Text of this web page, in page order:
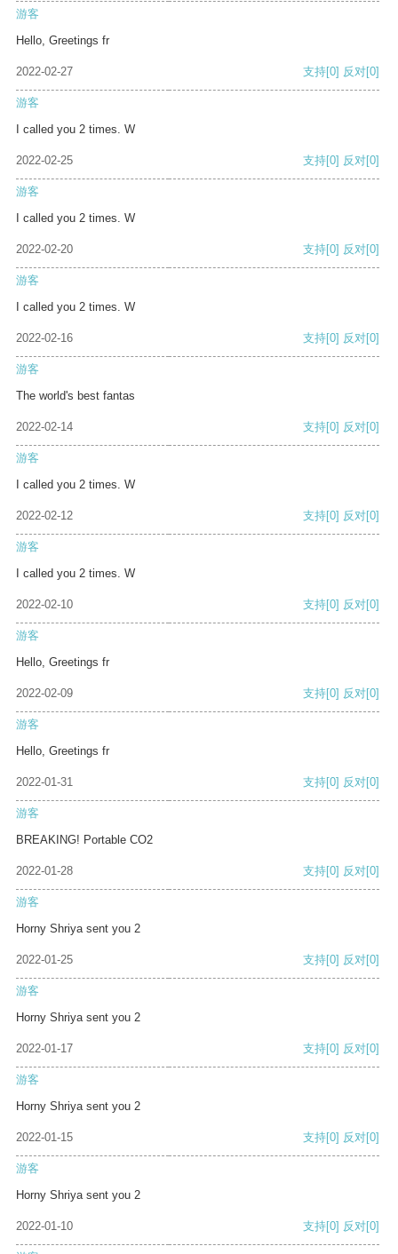
游客
Hello, Greetings fr
2022-02-27 支持[0] 反对[0]
游客
I called you 2 times. W
2022-02-25 支持[0] 反对[0]
游客
I called you 2 times. W
2022-02-20 支持[0] 反对[0]
游客
I called you 2 times. W
2022-02-16 支持[0] 反对[0]
游客
The world's best fantas
2022-02-14 支持[0] 反对[0]
游客
I called you 2 times. W
2022-02-12 支持[0] 反对[0]
游客
I called you 2 times. W
2022-02-10 支持[0] 反对[0]
游客
Hello, Greetings fr
2022-02-09 支持[0] 反对[0]
游客
Hello, Greetings fr
2022-01-31 支持[0] 反对[0]
游客
BREAKING! Portable CO2
2022-01-28 支持[0] 反对[0]
游客
Horny Shriya sent you 2
2022-01-25 支持[0] 反对[0]
游客
Horny Shriya sent you 2
2022-01-17 支持[0] 反对[0]
游客
Horny Shriya sent you 2
2022-01-15 支持[0] 反对[0]
游客
Horny Shriya sent you 2
2022-01-10 支持[0] 反对[0]